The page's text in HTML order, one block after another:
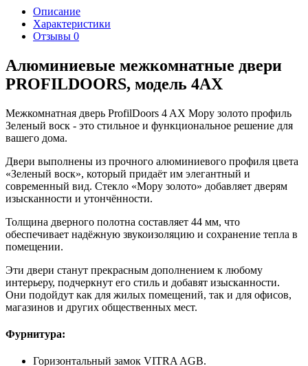
Описание
Характеристики
Отзывы 0
Алюминиевые межкомнатные двери
PROFILDOORS, модель 4AX
Межкомнатная дверь ProfilDoors 4 AX Мору золото профиль
Зеленый воск - это стильное и функциональное решение для
вашего дома.
Двери выполнены из прочного алюминиевого профиля цвета
«Зеленый воск», который придаёт им элегантный и
современный вид. Стекло «Мору золото» добавляет дверям
изысканности и утончённости.
Толщина дверного полотна составляет 44 мм, что
обеспечивает надёжную звукоизоляцию и сохранение тепла в
помещении.
Эти двери станут прекрасным дополнением к любому
интерьеру, подчеркнут его стиль и добавят изысканности.
Они подойдут как для жилых помещений, так и для офисов,
магазинов и других общественных мест.
Фурнитура:
Горизонтальный замок VITRA AGB.